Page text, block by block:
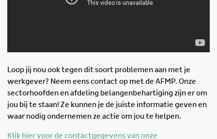
Loop jij nou ook tegen dit soort problemen aan met je
werkgever? Neem eens contact op met de AFMP. Onze
sectorhoofden en afdeling belangenbehartiging zijn er om
jou bij te staan! Ze kunnen je de juiste informatie geven en
waar nodig ondernemen ze actie om jou te helpen.
Klik hier voor de contactgegevens van onze